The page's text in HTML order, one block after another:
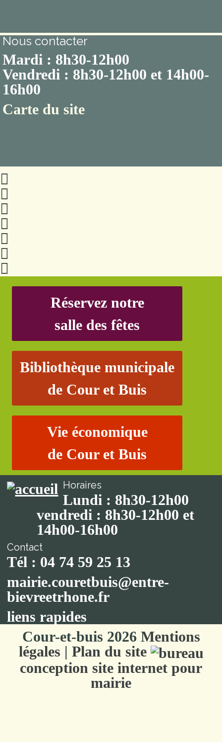
Nous contacter
Mardi : 8h30-12h00
Vendredi : 8h30-12h00 et 14h00-
16h00
Carte du site
Réservez notre
salle des fêtes
Bibliothèque municipale
de Cour et Buis
Vie économique
de Cour et Buis
Horaires
Lundi : 8h30-12h00
vendredi : 8h30-12h00 et
14h00-16h00
Contact
Tél : 04 74 59 25 13
mairie.couretbuis@entre-
bievreetrhone.fr
liens rapides
Cour-et-buis 2026 Mentions
légales | Plan du site
conception site internet pour
mairie